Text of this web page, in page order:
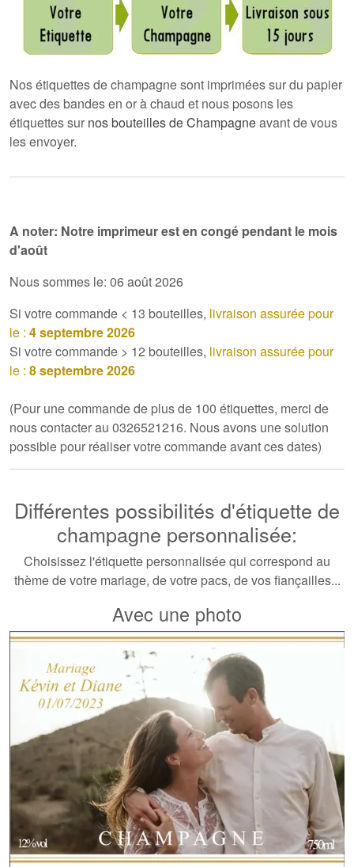
Nos étiquettes de champagne sont imprimées sur du papier
avec des bandes en or à chaud et nous posons les
étiquettes sur nos bouteilles de Champagneavant de vous
les envoyer.
A noter: Notre imprimeur est en congé pendant le mois
d'août
Nous sommes le: 06 août 2026
Si votre commande < 13 bouteilles, livraison assurée pour
le : 4 septembre 2026
Si votre commande > 12 bouteilles, livraison assurée pour
le : 8 septembre 2026
(Pour une commande de plus de 100 étiquettes, merci de
nous contacter au 0326521216. Nous avons une solution
possible pour réaliser votre commande avant ces dates)
Différentes possibilités d'étiquette de
champagne personnalisée:
Choisissez l'étiquette personnalisée qui correspond au
thème devotre mariage, de votre pacs, de vos fiançailles...
Avec une photo